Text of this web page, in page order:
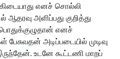
எனச் சொல்லி
அளிப்பது குறித்து
எனச்
பேசுவதன் அடிப்படையில் முடிவு
உடனே கூட்டணி மாறப்